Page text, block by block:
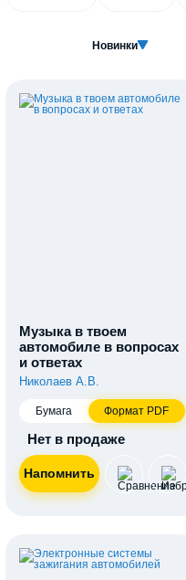
Новинки
Музыка в твоем
автомобиле в вопросах
и ответах
Николаев А.В.
Бумага Формат PDF
Нет в продаже